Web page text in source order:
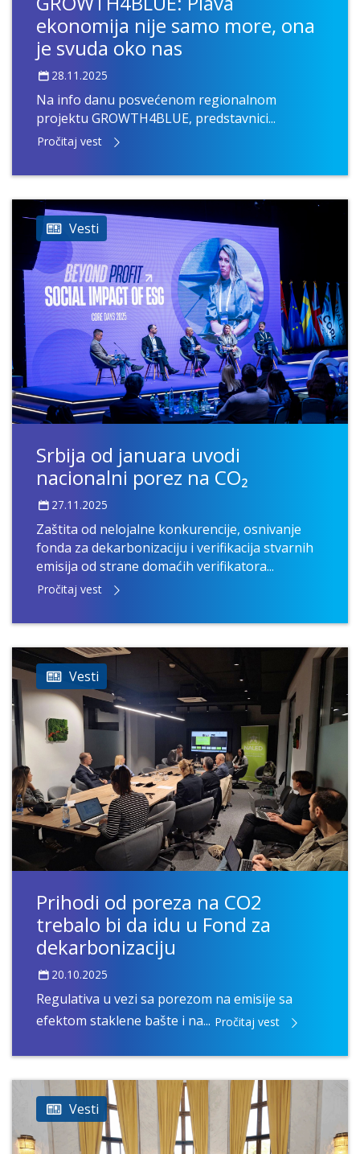
ekonomija nije samo more, ona
je svuda oko nas
28.11.2025
Na info danu posvećenom regionalnom
projektu GROWTH4BLUE, predstavnici...
Pročitaj vest
Vesti
Srbija od januara uvodi
nacionalni porez na CO₂
27.11.2025
Zaštita od nelojalne konkurencije, osnivanje
fonda za dekarbonizaciju i verifikacija stvarnih
emisija od strane domaćih verifikatora...
Pročitaj vest
Vesti
Prihodi od poreza na CO2
trebalo bi da idu u Fond za
dekarbonizaciju
20.10.2025
Regulativa u vezi sa porezom na emisije sa
efektom staklene bašte i na... Pročitaj vest
Vesti